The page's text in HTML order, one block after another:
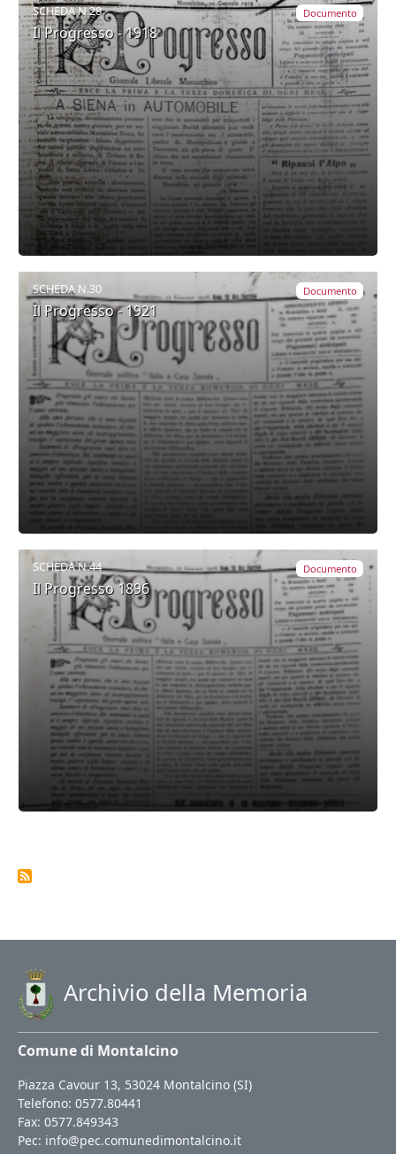
SCHEDA N.28 Documento
Il Progresso - 1918
SCHEDA N.30 Documento
Il Progresso - 1921
SCHEDA N.44 Documento
Il Progresso 1896
Archivio della Memoria
Comune di Montalcino
Piazza Cavour 13, 53024 Montalcino (SI)
Telefono: 0577.80441
Fax: 0577.849343
Pec: info@pec.comunedimontalcino.it